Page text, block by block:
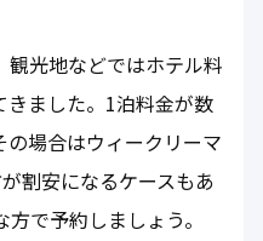
観光地などではホテル料
ました。1泊料金が数
場合はウィークリーマ
割安になるケースもあ
で予約しましょう。